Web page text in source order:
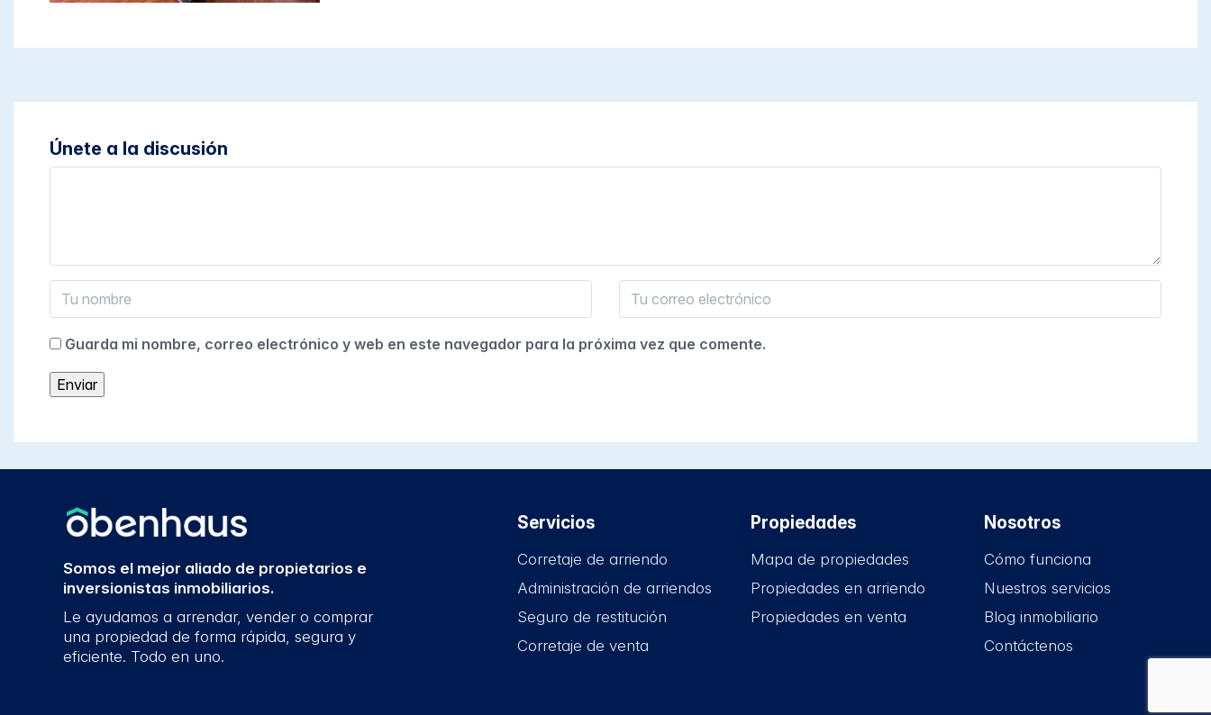
Únete a la discusión
Guarda mi nombre, correo electrónico y web en este navegador para la próxima vez que comente.
Somos el mejor aliado de propietarios e
inversionistas inmobiliarios.
Le ayudamos a arrendar, vender o comprar
una propiedad de forma rápida, segura y
eficiente. Todo en uno.
Servicios
Corretaje de arriendo
Administración de arriendos
Seguro de restitución
Corretaje de venta
Propiedades
Mapa de propiedades
Propiedades en arriendo
Propiedades en venta
Nosotros
Cómo funciona
Nuestros servicios
Blog inmobiliario
Contáctenos